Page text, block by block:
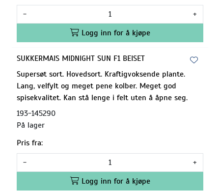
-
+
Logg inn for å kjøpe
SUKKERMAIS MIDNIGHT SUN F1 BEISET
Supersøt sort. Hovedsort. Kraftigvoksende plante.
Lang, velfylt og meget pene kolber. Meget god
spisekvalitet. Kan stå lenge i felt uten å åpne seg.
193-145290
På lager
Pris fra:
-
+
Logg inn for å kjøpe